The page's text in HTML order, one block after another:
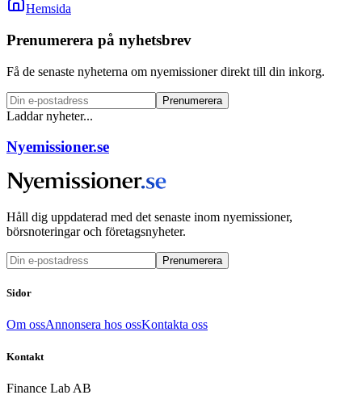
Hemsida
Prenumerera på nyhetsbrev
Få de senaste nyheterna om nyemissioner direkt till din inkorg.
Prenumerera
Laddar nyheter...
Nyemissioner.se
Håll dig uppdaterad med det senaste inom nyemissioner,
börsnoteringar och företagsnyheter.
Prenumerera
Sidor
Om ossAnnonsera hos ossKontakta oss
Kontakt
Finance Lab AB